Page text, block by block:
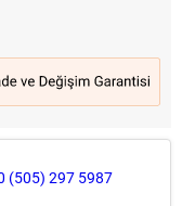
(505) 297 5987